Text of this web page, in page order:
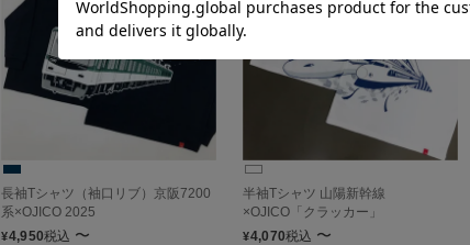
長袖Tシャツ（袖口リブ）京阪7200
系×OJICO 2025
¥4,950税込 〜
半袖Tシャツ 山陽新幹線
×OJICO「クラッカー」
¥4,070税込 〜